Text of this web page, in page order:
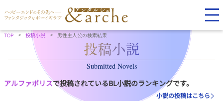
TOP 投稿小説 男性主人公の検索結果
Submitted Novels
アルファポリスで投稿されているBL小説のランキングです。
小説の投稿はこちら